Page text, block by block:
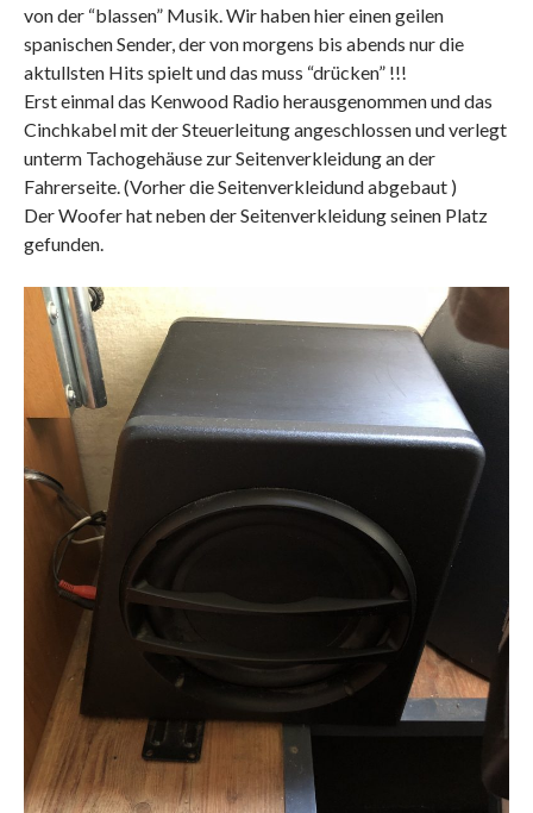
von der “blassen” Musik. Wir haben hier einen geilen
spanischen Sender, der von morgens bis abends nur die
aktullsten Hits spielt und das muss “drücken” !!!
Erst einmal das Kenwood Radio herausgenommen und das
Cinchkabel mit der Steuerleitung angeschlossen und verlegt
unterm Tachogehäuse zur Seitenverkleidung an der
Fahrerseite. (Vorher die Seitenverkleidund abgebaut )
Der Woofer hat neben der Seitenverkleidung seinen Platz
gefunden.